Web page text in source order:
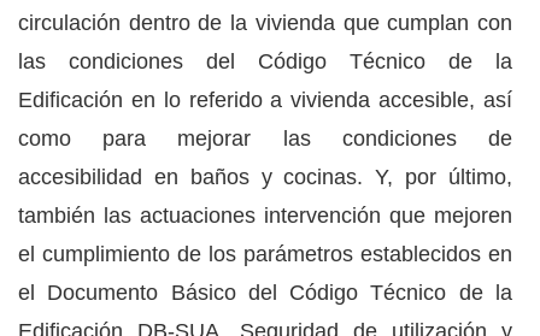
circulación dentro de la vivienda que cumplan con
las condiciones del Código Técnico de la
Edificación en lo referido a vivienda accesible, así
como para mejorar las condiciones de
accesibilidad en baños y cocinas. Y, por último,
también las actuaciones intervención que mejoren
el cumplimiento de los parámetros establecidos en
el Documento Básico del Código Técnico de la